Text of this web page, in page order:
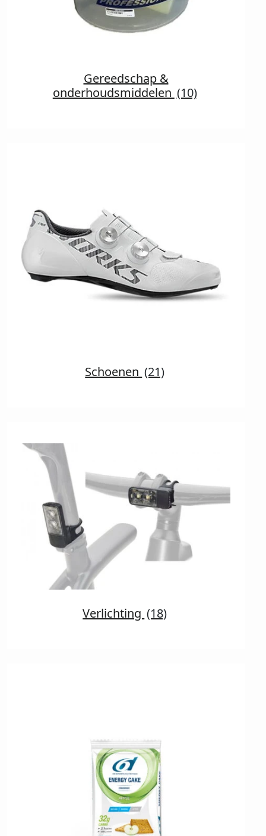
Gereedschap &
onderhoudsmiddelen (10)
Schoenen (21)
Verlichting (18)